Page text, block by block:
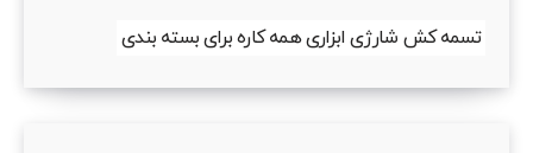
تسمه کش شارژی ابزاری همه کاره برای بسته بندی